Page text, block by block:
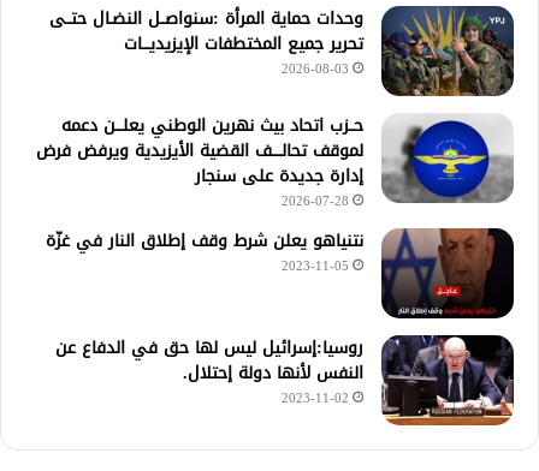
وحدات حماية المرأة :سنواصــل النضـال حتــى
تحرير جميع المختطفات الإيزيديـــات
2026-08-03
حــزب اتحاد بيث نهرين الوطني يعلـــن دعمه
لموقف تحالــــف القضية الأيزيدية ويرفض فرض
إدارة جديدة على سنجار
2026-07-28
نتنياهو يعلن شرط وقف إطلاق النار في غزّة
2023-11-05
روسيا:إسرائيل ليس لها حق في الدفاع عن
النفس لأنها دولة إحتلال.
2023-11-02